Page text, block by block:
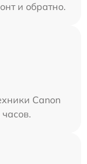
и обратно.
Canon